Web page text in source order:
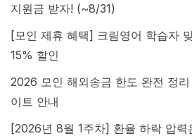
지원금 받자! (~8/31)
[모인 제휴 혜택] 크림영어 학습자
15% 할인
2026 모인 해외송금 한도 완전 정리
이트 안내
[2026년 8월 1주차] 환율 하락 압력